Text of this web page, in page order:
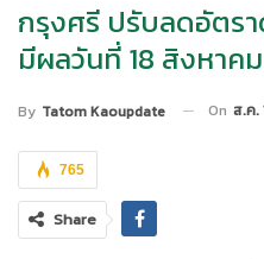
กรุงศรี ปรับลดอัตรา
มีผลวันที่ 18 สิงหาค
By Tatom Kaoupdate On ส.ค.
765
Share